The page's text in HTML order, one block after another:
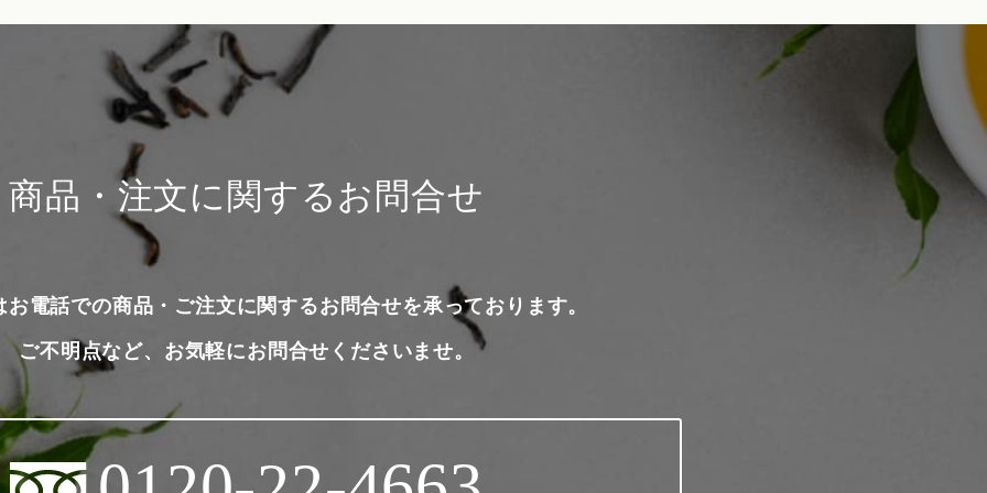
商品・注文に関するお問合せ
お電話での商品・ご注文に関するお問合せを承っております。
ご不明点など、お気軽にお問合せくださいませ。